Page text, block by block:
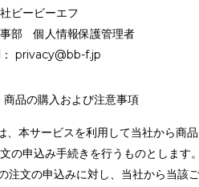
ビービーエフ
部 個人情報保護管理者
privacy@bb-f.jp
商品の購入および注意事項
、本サービスを利用して当社から商
の申込み手続きを行うものとします。
注文の申込みに対し、当社から当該